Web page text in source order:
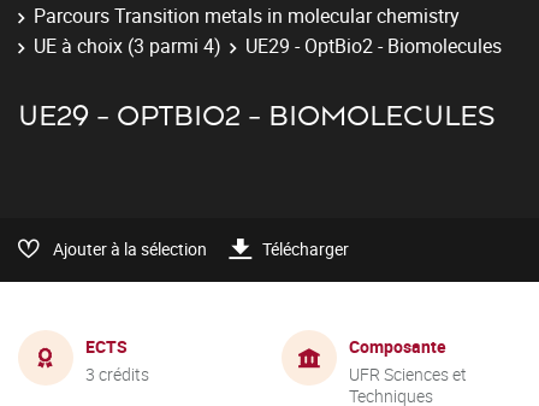
Parcours Transition metals in molecular chemistry
UE à choix (3 parmi 4)
UE29 - OptBio2 - Biomolecules
UE29 - OPTBIO2 - BIOMOLECULES
Ajouter à la sélection Télécharger
ECTS
3 crédits
Composante
UFR Sciences et
Techniques